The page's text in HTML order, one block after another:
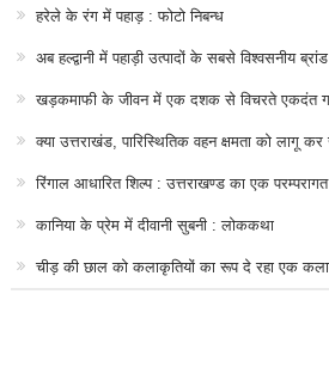
हरेले के रंग में पहाड़ : फोटो निबन्ध
अब हल्द्वानी में पहाड़ी उत्पादों के सबसे विश्वसनीय
खड़कमाफी के जीवन में एक दशक से विचरते एकदंत
क्या उत्तराखंड, पारिस्थितिक वहन क्षमता को लागू
रिंगाल आधारित शिल्प : उत्तराखण्ड का एक
कानिया के प्रेम में दीवानी सुबनी : लोककथा
चीड़ की छाल को कलाकृतियों का रूप दे रहा एक